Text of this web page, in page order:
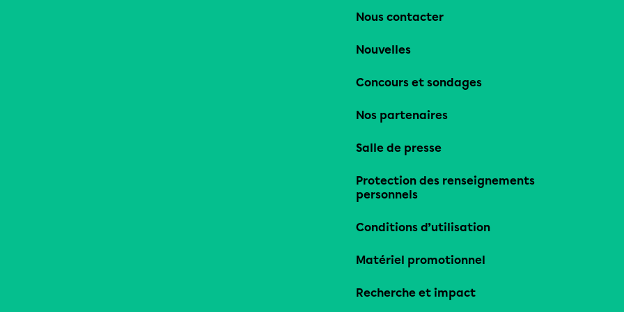
Nous contacter
Nouvelles
Concours et sondages
Nos partenaires
Salle de presse
Protection des renseignements
personnels
Conditions d’utilisation
Matériel promotionnel
Recherche et impact